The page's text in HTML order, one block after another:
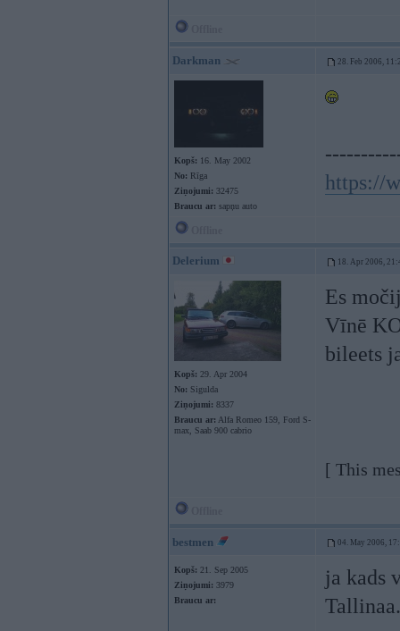
Darkman 28. Feb 2006,
Kopš: 16. May 2002
No: Rīga
Ziņojumi: 32475
Braucu ar: sapņu auto
https://
Delerium 18. Apr 2006,
Kopš: 29. Apr 2004
No: Sigulda
Ziņojumi: 8337
Braucu ar: Alfa Romeo 159, Ford S-
max, Saab 900 cabrio
Es
Vīnē
bileets
[ This
bestmen 04. May 2006,
Kopš: 21. Sep 2005
Ziņojumi: 3979
Braucu ar:
ja kads
Tallinaa.